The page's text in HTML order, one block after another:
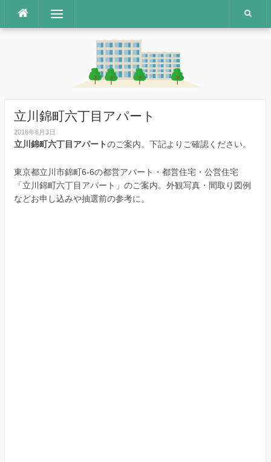
テ
メニュー
立川錦町六丁目アパート
2016年6月3日
立川錦町六丁目アパートのご案内。下記よりご確認ください。
東京都立川市錦町6-6の都営アパート・都営住宅・公営住宅
「立川錦町六丁目アパート」のご案内。外観写真・間取り図例
などお申し込みや抽選前の参考に。